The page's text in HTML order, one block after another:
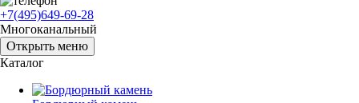
+7(495)649-69-28
Многоканальный
Открыть меню
Каталог